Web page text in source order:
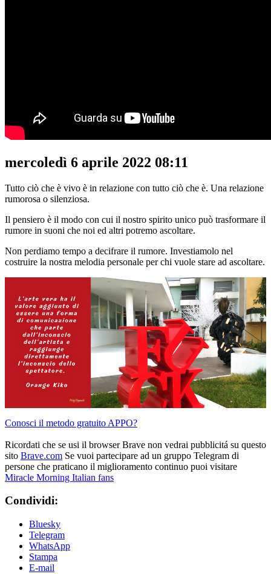
mercoledì 6 aprile 2022 08:11
Tutto ciò che è vivo è in relazione con tutto ciò che è. Una relazione
rumorosa o silenziosa.
Il pensiero è il modo con cui il nostro spirito unico può trasformare il
rumore in suoni che noi ed altri potremo ascoltare.
Non perdiamo tempo a decifrare il rumore. Investiamolo nel
costruire la nostra melodia personale per chi vuole stare ad ascoltare.
Conosci il metodo gratuito APPO?
Ricordati che se usi il browser Brave non vedrai pubblicitá su questo
sito Brave.com Se vuoi partecipare ad un gruppo Telegram di
persone che praticano il miglioramento continuo puoi visitare
Miracle Morning Italian fans
Condividi:
Bluesky
Telegram
WhatsApp
Stampa
E-mail